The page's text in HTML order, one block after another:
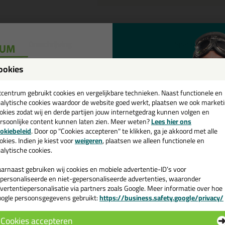
Specificaties
It Silicon 218 in NCS kleur
de Seal-It Silicon 218 in NCS kleur in NCS S 0510-R60B vandaag
je meer weten over de toepassing en kenmerken van dit product?Lees
gebruikt cookies en vergelijkbare technieken. Naast functionele en
cookies waardoor de website goed werkt, plaatsen we ook
zodat wij en derde partijen jouw internetgedrag kunnen volgen en
content kunnen laten zien. Meer weten?Lees hier ons
. Door op "Cookies accepteren" te klikken, ga je akkoord met alle
Indien je kiest voorweigeren, plaatsen we alleen functionele en
cookies.
gebruiken wij cookies en mobiele advertentie-ID’s voor
en niet-gepersonaliseerde advertenties, waaronder
via partners zoals Google. Meer informatie over hoe
persoonsgegevens gebruikt:https://business.safety.google/privacy/
Cookies accepteren
💚
en ontvang een
€35,-bij je eerste bestelling!
de actiecode ›